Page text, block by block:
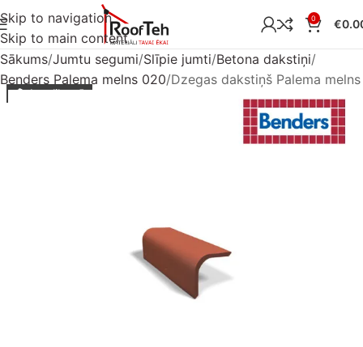
Skip to navigation
Skip to main content
0 €
Sākums Jumtu segumi Slīpie jumti Betona dakstiņi
Benders Palema melns 020 Dzegas dakstiņš Palema melns
Ir noliktavā